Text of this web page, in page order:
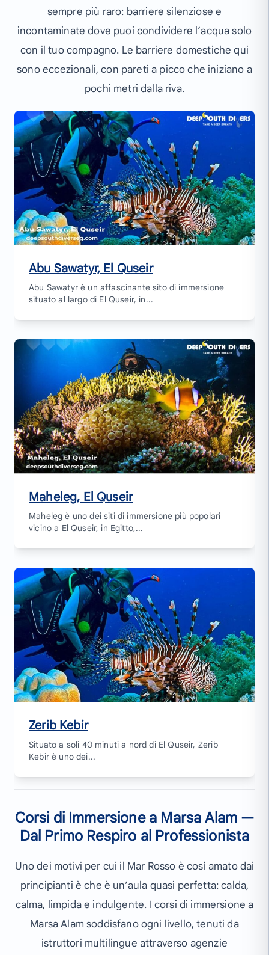
sempre più raro: barriere silenziose e
incontaminate dove puoi condividere l’acqua solo
con il tuo compagno. Le barriere domestiche qui
sono eccezionali, con pareti a picco che iniziano a
pochi metri dalla riva.
Abu Sawatyr, El Quseir
Abu Sawatyr è un affascinante sito di immersione
situato al largo di El Quseir, in...
Maheleg, El Quseir
Maheleg è uno dei siti di immersione più popolari
vicino a El Quseir, in Egitto,...
Zerib Kebir
Situato a soli 40 minuti a nord di El Quseir, Zerib
Kebir è uno dei...
Corsi di Immersione a Marsa Alam —
Dal Primo Respiro al Professionista
Uno dei motivi per cui il Mar Rosso è così amato dai
principianti è che è un’aula quasi perfetta: calda,
calma, limpida e indulgente. I corsi di immersione a
Marsa Alam soddisfano ogni livello, tenuti da
istruttori multilingue attraverso agenzie